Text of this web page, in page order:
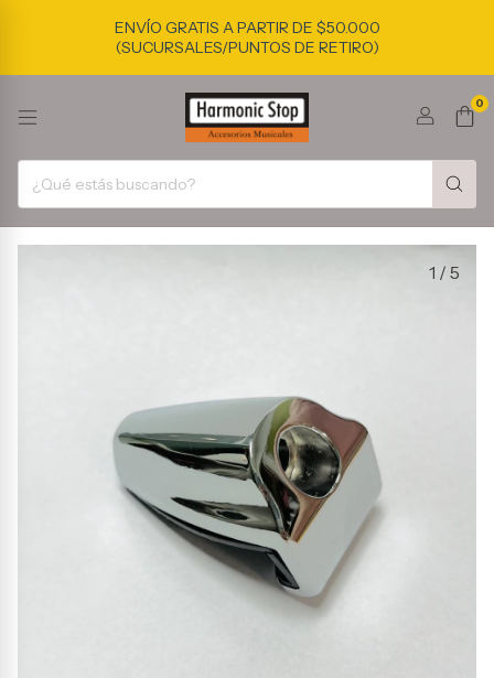
ENVÍO GRATIS A PARTIR DE $50.000
(SUCURSALES/PUNTOS DE RETIRO)
0
1 / 5